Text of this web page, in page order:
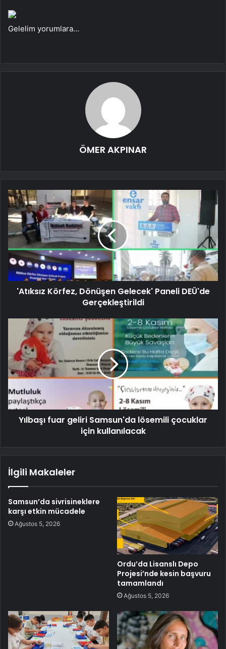
Gelelim yorumlara…
ÖMER AKPINAR
'Atıksız Körfez, Dönüşen Gelecek' Paneli DEÜ'de
Gerçekleştirildi
Yılbaşı fuar geliri Samsun'da lösemili çocuklar
için kullanılacak
İlgili Makaleler
Samsun’da sivrisineklere
karşı etkin mücadele
Ağustos 5, 2026
Ordu’da Lisanslı Depo
Projesi’nde kesin başvuru
tamamlandı
Ağustos 5, 2026